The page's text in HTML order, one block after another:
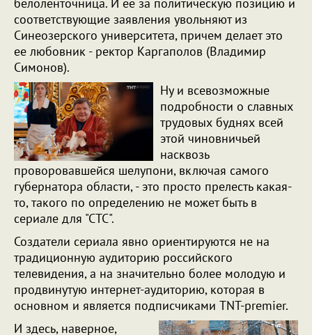
соответствующие заявления увольняют из
Синеозерского университета, причем делает это
ее любовник - ректор Каргаполов (Владимир
Симонов).
Ну и всевозможные
подробности о славных
трудовых буднях всей
этой чиновничьей
насквозь
проворовавшейся шелупони, включая самого
губернатора области, - это просто прелесть какая-
то, такого по определению не может быть в
сериале для "СТС".
Создатели сериала явно ориентируются не на
традиционную аудиторию российского
телевидения, а на значительно более молодую и
продвинутую интернет-аудиторию, которая в
основном и является подписчиками TNT-premier.
И здесь, наверное,